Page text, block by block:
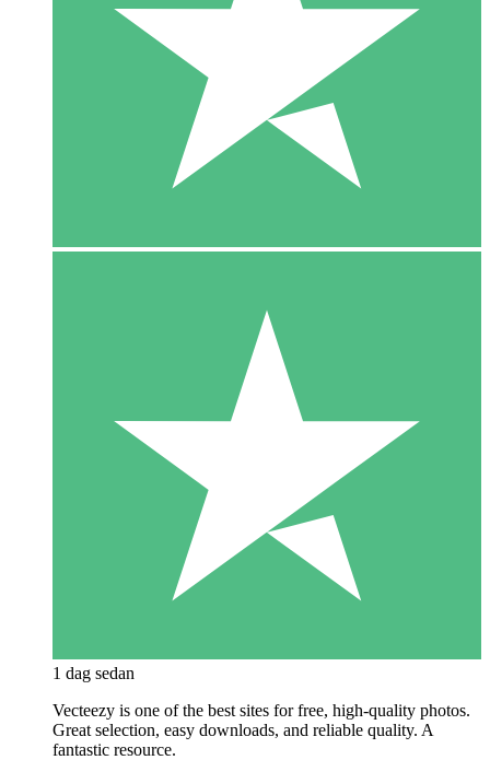
1 dag sedan
Vecteezy is one of the best sites for free, high‑quality photos.
Great selection, easy downloads, and reliable quality. A
fantastic resource.